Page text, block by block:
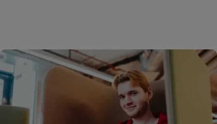
du bør bruke litt tid på å se
nærmere på fagkombinasjonene
for hver grad ved å sammenlikne
studiemodellene.